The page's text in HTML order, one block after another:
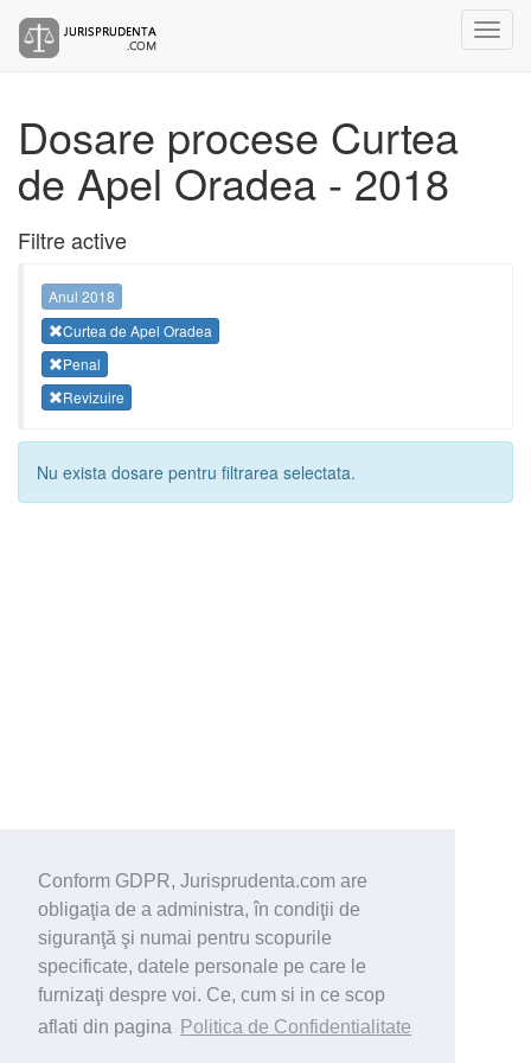
Conform GDPR, Jurisprudenta.com are
obligaţia de a administra, în condiţii de
siguranţă şi numai pentru scopurile
specificate, datele personale pe care le
furnizaţi despre voi. Ce, cum si in ce scop
aflati din pagina
Politica de Confidentialitate
Dosare procese Curtea
de Apel Oradea - 2018
Filtre active
Anul 2018
Curtea de Apel Oradea
Penal
Revizuire
Nu exista dosare pentru filtrarea selectata.